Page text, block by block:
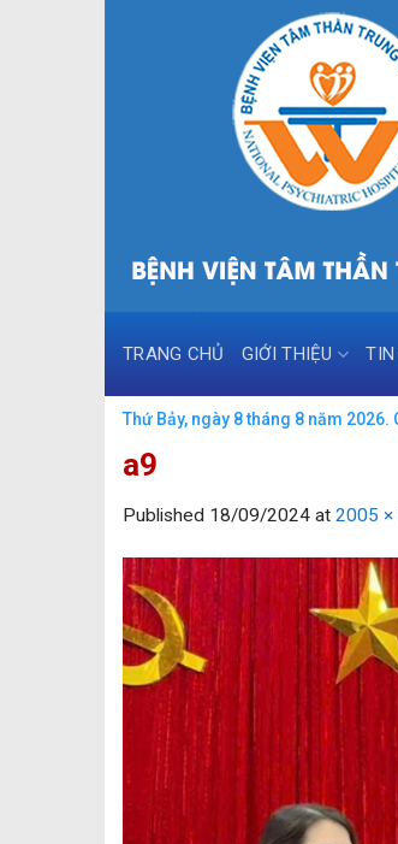
TRANG CHỦ GIỚI THIỆU TIN
Thứ Bảy, ngày 8 tháng 8 năm
a9
Published 18/09/2024 at 2005 ×